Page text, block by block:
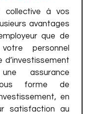
collective à vos
avantages
que de
personnel
assurance
forme de
en
satisfaction au